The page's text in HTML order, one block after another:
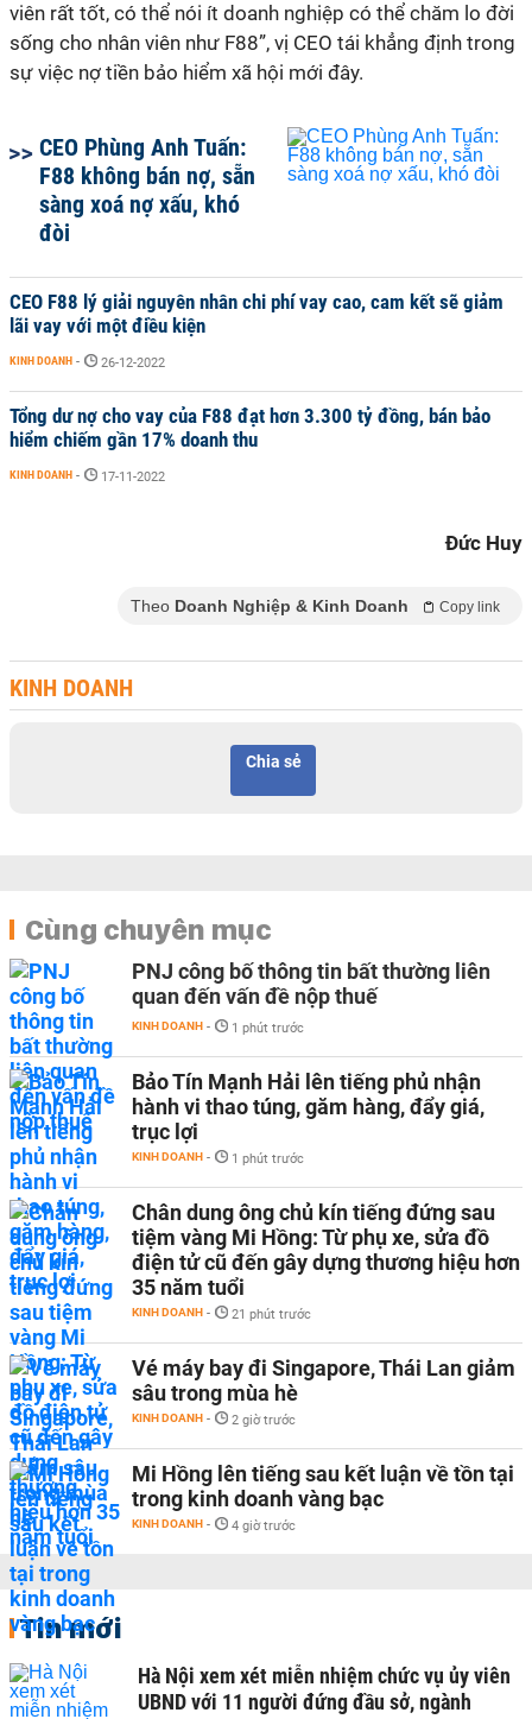
viên rất tốt, có thể nói ít doanh nghiệp có thể chăm lo đời
sống cho nhân viên như F88”, vị CEO tái khẳng định trong
sự việc nợ tiền bảo hiểm xã hội mới đây.
CEO Phùng Anh Tuấn:
F88 không bán nợ, sẵn
sàng xoá nợ xấu, khó
đòi
CEO F88 lý giải nguyên nhân chi phí vay cao, cam kết sẽ giảm
lãi vay với một điều kiện
KINH DOANH - 26-12-2022
Tổng dư nợ cho vay của F88 đạt hơn 3.300 tỷ đồng, bán bảo
hiểm chiếm gần 17% doanh thu
KINH DOANH - 17-11-2022
Đức Huy
Theo Doanh Nghiệp & Kinh Doanh Copy link
KINH DOANH
Chia sẻ
Cùng chuyên mục
PNJ công bố thông tin bất thường liên
quan đến vấn đề nộp thuế
KINH DOANH - 1 phút trước
Bảo Tín Mạnh Hải lên tiếng phủ nhận
hành vi thao túng, găm hàng, đẩy giá,
trục lợi
KINH DOANH - 1 phút trước
Chân dung ông chủ kín tiếng đứng sau
tiệm vàng Mi Hồng: Từ phụ xe, sửa đồ
điện tử cũ đến gây dựng thương hiệu hơn
35 năm tuổi
KINH DOANH - 21 phút trước
Vé máy bay đi Singapore, Thái Lan giảm
sâu trong mùa hè
KINH DOANH - 2 giờ trước
Mi Hồng lên tiếng sau kết luận về tồn tại
trong kinh doanh vàng bạc
KINH DOANH - 4 giờ trước
Tin mới
Hà Nội xem xét miễn nhiệm chức vụ ủy viên
UBND với 11 người đứng đầu sở, ngành